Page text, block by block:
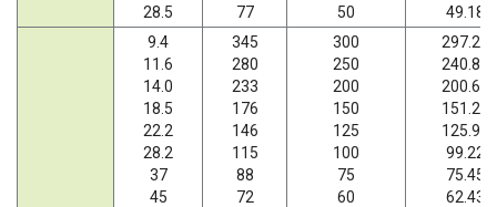
28.5
77
50
49.18
9.4
11.6
14.0
18.5
22.2
28.2
37
45
345
280
233
176
146
115
88
72
300
250
200
150
125
100
75
60
297.21
240.89
200.66
151.20
125.95
99.22
75.45
62.43